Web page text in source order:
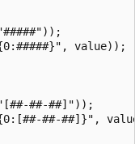
value));
##-##]"));
##-##]}",